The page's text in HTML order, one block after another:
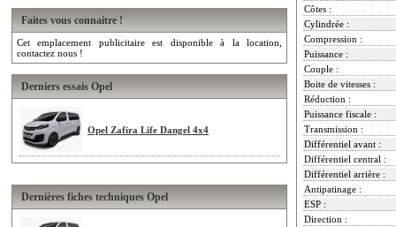
Faites vous connaitre !
Cet emplacement publicitaire est disponible à la location,
contactez nous !
Derniers essais Opel
Opel Zafira Life Dangel 4x4
Dernières fiches techniques Opel
Côtes :
Cylindrée :
Compression :
Puissance :
Couple :
Boite de vitesses :
Réduction :
Puissance fiscale :
Transmission :
Différentiel avant :
Différentiel central :
Différentiel arrière :
Antipatinage :
ESP :
Direction :